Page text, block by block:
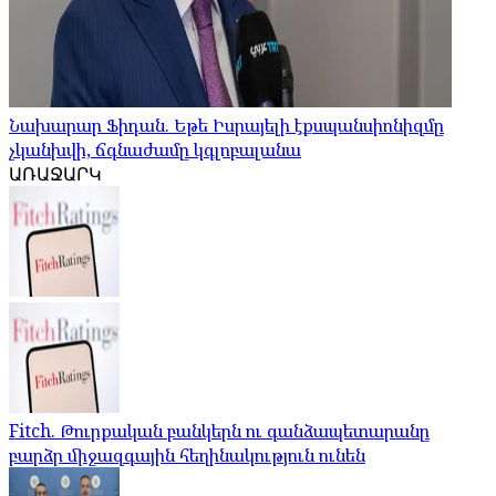
Նախարար Ֆիդան. Եթե Իսրայելի էքսպանսիոնիզմը
չկանխվի, ճգնաժամը կգլոբալանա
ԱՌԱՋԱՐԿ
Fitch. Թուրքական բանկերն ու գանձապետարանը
բարձր միջազգային հեղինակություն ունեն